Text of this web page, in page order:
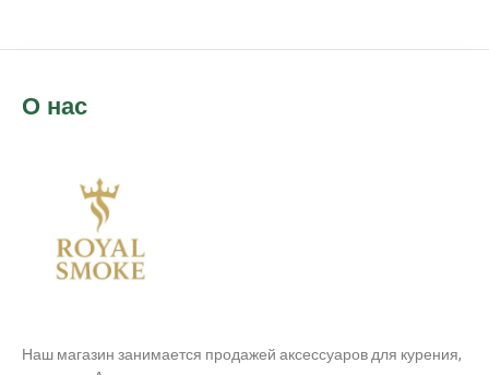
О нас
Наш магазин занимается продажей аксессуаров для курения,